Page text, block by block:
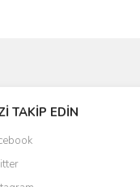
TAKİP EDİN